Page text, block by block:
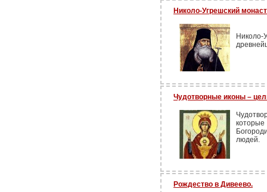
Николо-Угрешский
Чудотворные иконы –
людей.
Рождество в Дивеево.